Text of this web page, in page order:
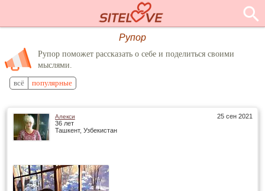
Рупор
Рупор поможет рассказать о себе и поделиться своими
мыслями.
всё популярные
25 сен 2021
Алекси
36 лет
Ташкент, Узбекистан